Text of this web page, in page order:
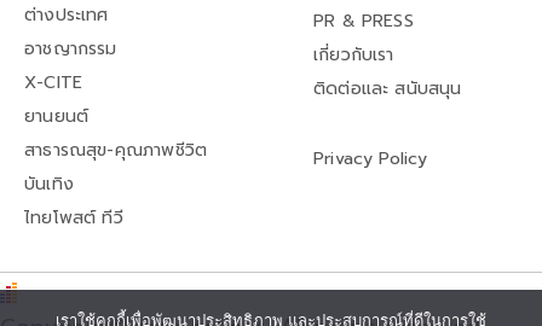
ต่างประเทศ
อาชญากรรม
X-CITE
ยานยนต์
สาธารณสุข-คุณภาพชีวิต
บันเทิง
ไทยโพสต์ ทีวี
PR & PRESS
เกี่ยวกับเรา
ติดต่อและ สนับสนุน
Privacy Policy
เราใช้คุกกี้เพื่อพัฒนาประสิทธิภาพ และประสบการณ์ที่ดีในการใช้